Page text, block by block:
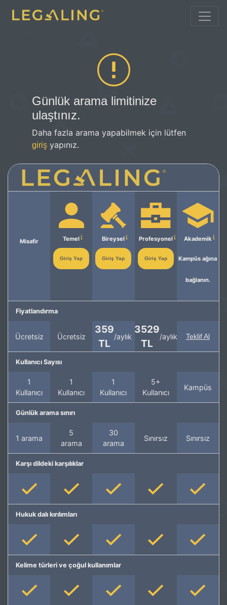
Günlük arama limitinize
ulaştınız.
Daha fazla arama yapabilmek için lütfen
giriş yapınız.
Misafir Temel
Giriş Yap
Bireysel
Giriş Yap
Profesyonel
Giriş Yap
Akademik
Kampüs ağına
bağlanın.
Fiyatlandırma
Ücretsiz Ücretsiz
359
TL
/aylık
3529
TL
/aylık Teklif Al
Kullanıcı Sayısı
1
Kullanıcı
1
Kullanıcı
1
Kullanıcı
5+
Kullanıcı
Kampüs
Günlük arama sınırı
1 arama
5
arama
30
arama
Sınırsız Sınırsız
Karşı dildeki karşılıklar
Hukuk dalı kırılımları
Kelime türleri ve çoğul kullanımlar